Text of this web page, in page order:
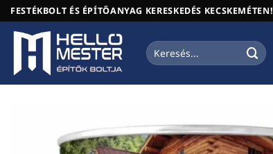
Skip
to
content
FESTÉKBOLT ÉS ÉPÍTŐANYAG KERESKEDÉS KECSKEMÉTEN!
Keresés
a